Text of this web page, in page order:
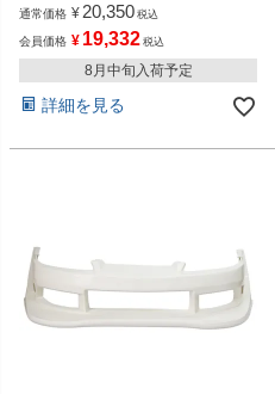
通常価格 ¥ 20,350 税込
会員価格 ¥ 19,332 税込
8月中旬入荷予定
詳細を見る